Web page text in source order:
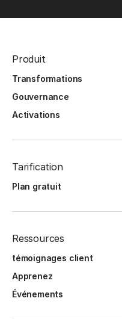
Produit
Transformations
Gouvernance
Activations
Tarification
Plan gratuit
Ressources
témoignages client
Apprenez
Événements